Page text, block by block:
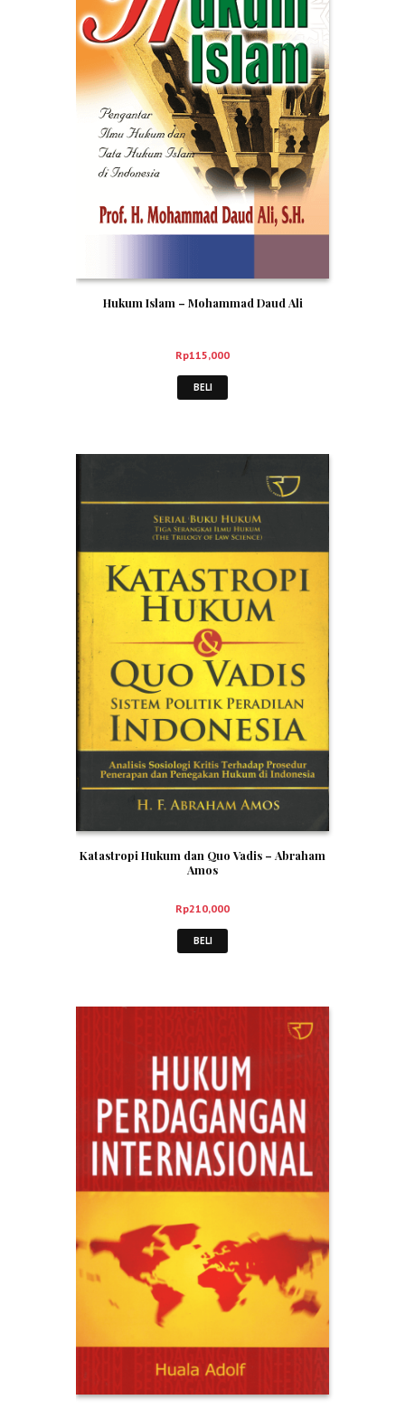
Hukum Islam – Mohammad Daud Ali
Rp115,000
BELI
Katastropi Hukum dan Quo Vadis – Abraham
Amos
Rp210,000
BELI